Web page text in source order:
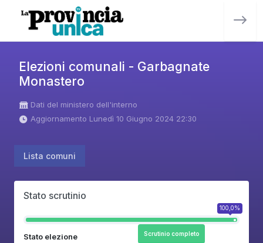
Elezioni comunali - Garbagnate
Monastero
Dati del ministero dell'interno
Aggiornamento Lunedì 10 Giugno 2024 22:30
Lista comuni
Stato scrutinio
100,0%
Stato elezione Scrutinio completo